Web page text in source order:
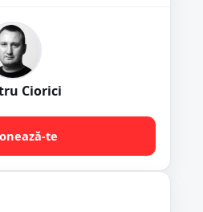
Ciorici
te